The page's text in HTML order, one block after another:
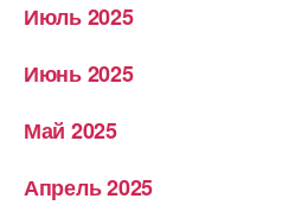
Июль 2025
Июнь 2025
Май 2025
Апрель 2025